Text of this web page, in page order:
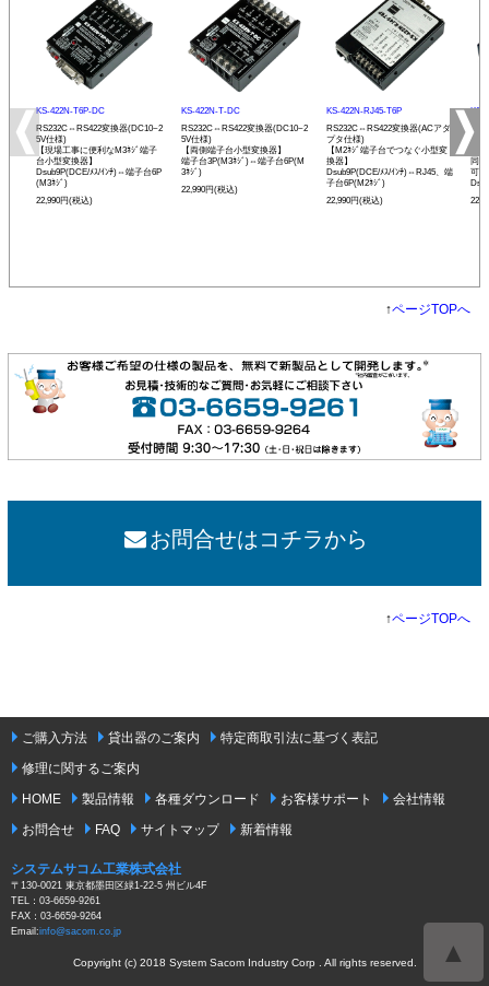
KS-422N-T6P-DC
RS232C⇔RS422変換器(DC10~2
5V仕様)
【現場工事に便利なM3ﾈｼﾞ端子
台小型変換器】
Dsub9P(DCE/ﾒｽ/ｲﾝﾁ)⇔端子台6P
(M3ﾈｼﾞ)
22,990円(税込)
KS-422N-T-DC
RS232C⇔RS422変換器(DC10~2
5V仕様)
【両側端子台小型変換器】
端子台3P(M3ﾈｼﾞ)⇔端子台6P(M
3ﾈｼﾞ)
22,990円(税込)
KS-422N-RJ45-T6P
RS232C⇔RS422変換器(ACアダ
プタ仕様)
【M2ﾈｼﾞ端子台でつなぐ小型変
換器】
Dsub9P(DCE/ﾒｽ/ｲﾝﾁ)⇔RJ45、端
子台6P(M2ﾈｼﾞ)
22,990円(税込)
KS-
プ
同
可
↑ページTOPへ
お問合せはコチラから
↑ページTOPへ
▲
ご購入方法 貸出器のご案内
特定商取引法に基づく表記
修理に関するご案内
HOME
製品情報 各種ダウンロード お客様サポート
会社情報
お問合せ
FAQ サイトマップ 新着情報
システムサコム工業株式会社
〒130-0021 東京都墨田区緑1-22-5 州ビル4F
TEL：03-6659-9261
FAX：03-6659-9264
Email:info@sacom.co.jp
Copyright (c) 2018 System Sacom Industry Corp . All rights reserved.